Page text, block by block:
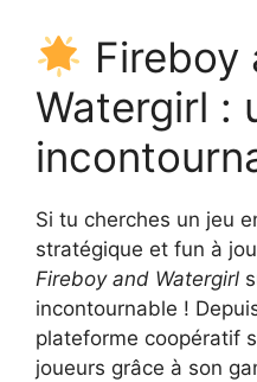
Fireboy
Watergirl :
Si tu cherches un jeu
stratégique et fun à
Fireboy and Watergirl
incontournable !
plateforme coopératif
joueurs grâce à son